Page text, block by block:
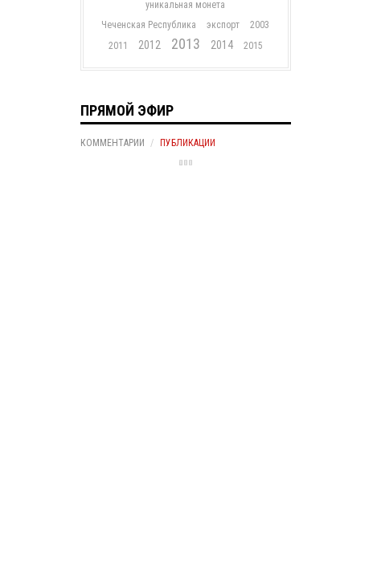
уникальная монета
Чеченская Республика
экспорт
2003
2011
2012 2013 2014 2015
ПРЯМОЙ ЭФИР
КОММЕНТАРИИ ПУБЛИКАЦИИ